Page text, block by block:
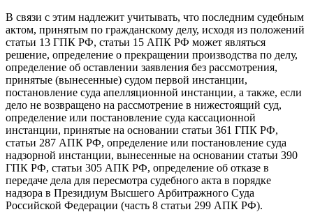
В связи с этим надлежит учитывать, что последним судебным
актом, принятым по гражданскому делу, исходя из положений
статьи 13 ГПК РФ, статьи 15 АПК РФ может являться
решение, определение о прекращении производства по делу,
определение об оставлении заявления без рассмотрения,
принятые (вынесенные) судом первой инстанции,
постановление суда апелляционной инстанции, а также, если
дело не возвращено на рассмотрение в нижестоящий суд,
определение или постановление суда кассационной
инстанции, принятые на основании статьи 361 ГПК РФ,
статьи 287 АПК РФ, определение или постановление суда
надзорной инстанции, вынесенные на основании статьи 390
ГПК РФ, статьи 305 АПК РФ, определение об отказе в
передаче дела для пересмотра судебного акта в порядке
надзора в Президиум Высшего Арбитражного Суда
Российской Федерации (часть 8 статьи 299 АПК РФ).